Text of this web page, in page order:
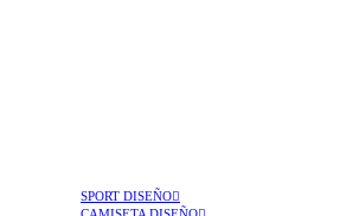
SPORT DISEÑO